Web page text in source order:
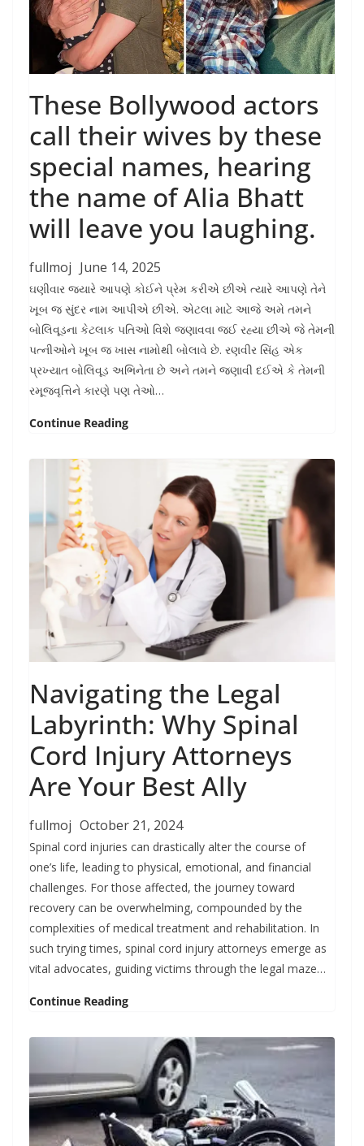
These Bollywood actors
call their wives by these
special names, hearing
the name of Alia Bhatt
will leave you laughing.
fullmoj June 14, 2025
ઘણીવાર જ્યારે આપણે કોઈને પ્રેમ કરીએ છીએ ત્યારે આપણે તેને
ખૂબ જ સુંદર નામ આપીએ છીએ. એટલા માટે આજે અમે તમને
બોલિવૂડના કેટલાક પતિઓ વિશે જણાવવા જઈ રહ્યા છીએ જે તેમની
પત્નીઓને ખૂબ જ ખાસ નામોથી બોલાવે છે. રણવીર સિંહ એક
પ્રખ્યાત બોલિવૂડ અભિનેતા છે અને તમને જણાવી દઈએ કે તેમની
રમૂજવૃત્તિને કારણે પણ તેઓ…
Continue Reading
Navigating the Legal
Labyrinth: Why Spinal
Cord Injury Attorneys
Are Your Best Ally
fullmoj October 21, 2024
Spinal cord injuries can drastically alter the course of
one’s life, leading to physical, emotional, and financial
challenges. For those affected, the journey toward
recovery can be overwhelming, compounded by the
complexities of medical treatment and rehabilitation. In
such trying times, spinal cord injury attorneys emerge as
vital advocates, guiding victims through the legal maze…
Continue Reading